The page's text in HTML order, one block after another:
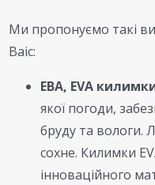
Ми пропонуємо такі
Baic:
ЕВА, EVA
якої погоди,
бруду та вологи.
сохне. Килимки
інноваційного